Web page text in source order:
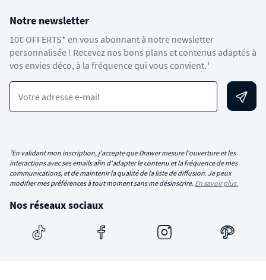
Notre newsletter
10€ OFFERTS* en vous abonnant à notre newsletter
personnalisée ! Recevez nos bons plans et contenus adaptés à
vos envies déco, à la fréquence qui vous convient.¹
Votre adresse e-mail
¹En validant mon inscription, j'accepte que Drawer mesure l'ouverture et les
interactions avec ses emails afin d'adapter le contenu et la fréquence de mes
communications, et de maintenir la qualité de la liste de diffusion. Je peux
modifier mes préférences à tout moment sans me désinscrire. En savoir plus.
Nos réseaux sociaux